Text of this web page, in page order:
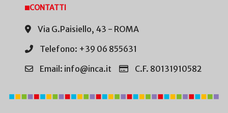
CONTATTI
Via G.Paisiello, 43 - ROMA
Telefono: +39 06 855631
Email: info@inca.it
C.F. 80131910582